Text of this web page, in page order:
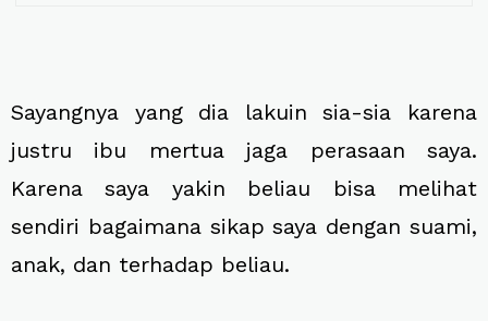
Sayangnya yang dia lakuin sia-sia karena
justru ibu mertua jaga perasaan saya.
Karena saya yakin beliau bisa melihat
sendiri bagaimana sikap saya dengan suami,
anak, dan terhadap beliau.